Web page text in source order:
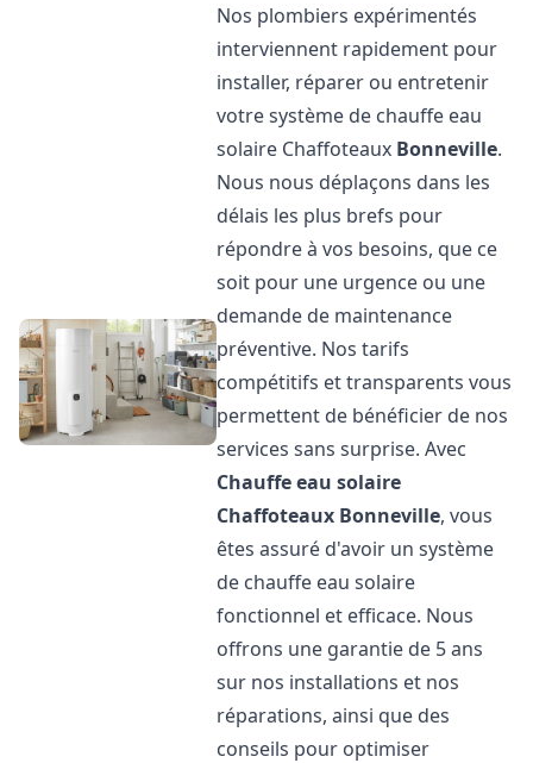
Nos plombiers expérimentés
interviennent rapidement pour
installer, réparer ou entretenir
votre système de chauffe eau
solaire Chaffoteaux Bonneville.
Nous nous déplaçons dans les
délais les plus brefs pour
répondre à vos besoins, que ce
soit pour une urgence ou une
demande de maintenance
préventive. Nos tarifs
compétitifs et transparents vous
permettent de bénéficier de nos
services sans surprise. Avec
Chauffe eau solaire
Chaffoteaux Bonneville, vous
êtes assuré d'avoir un système
de chauffe eau solaire
fonctionnel et efficace. Nous
offrons une garantie de 5 ans
sur nos installations et nos
réparations, ainsi que des
conseils pour optimiser